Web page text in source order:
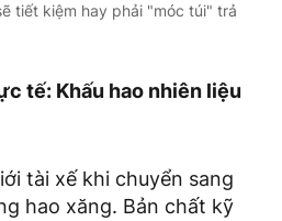
tiết kiệm hay phải "móc túi" trả
tế: Khấu hao nhiên liệu
tài xế khi chuyển sang
hao xăng. Bản chất kỹ